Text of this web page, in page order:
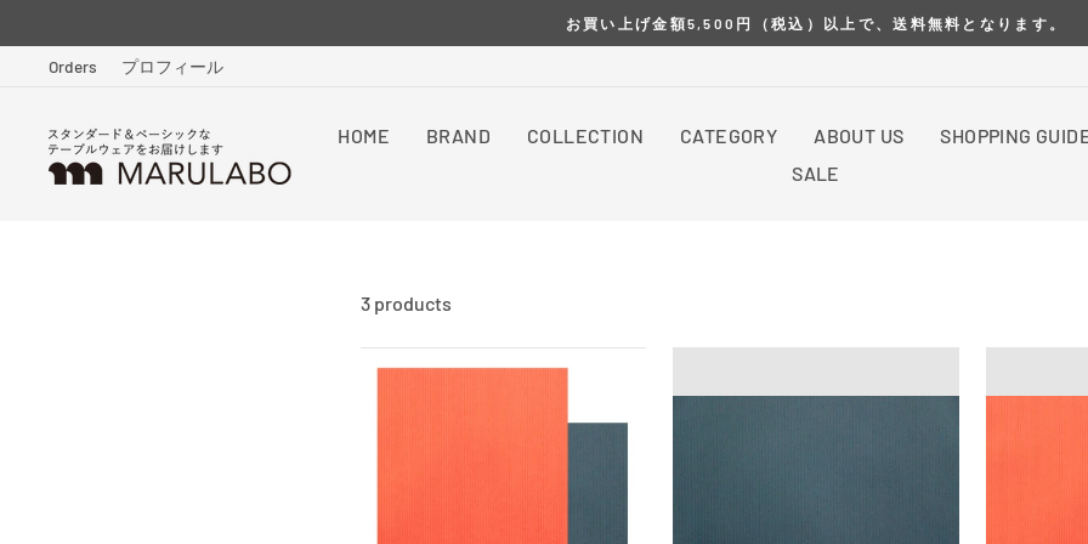
to
content
お買い上げ金額5,500円（税込）以上で、送料無料となります。
Orders プロフィール
HOME BRAND COLLECTION CATEGORY ABOUT US SHOPPING
SALE
3 products